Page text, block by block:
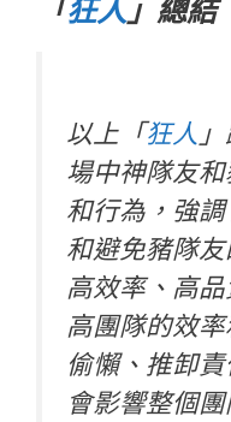
「狂人 」總結
以上 「狂人 」
場中神隊友
和行為，強
和避免豬隊
高效率、高
高團隊的效
偷懶、推卸
會影響整個